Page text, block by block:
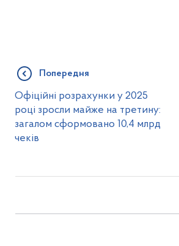
Попередня
Офіційні розрахунки у 2025
році зросли майже на третину:
загалом сформовано 10,4 млрд
чеків